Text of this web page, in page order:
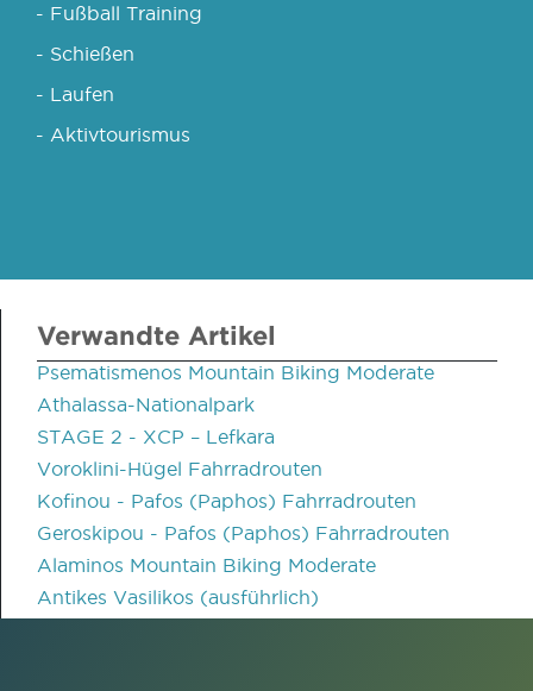
- Fußball Training
- Schießen
- Laufen
- Aktivtourismus
Verwandte Artikel
Psematismenos Mountain Biking Moderate
Athalassa-Nationalpark
STAGE 2 - XCP – Lefkara
Voroklini-Hügel Fahrradrouten
Kofinou - Pafos (Paphos) Fahrradrouten
Geroskipou - Pafos (Paphos) Fahrradrouten
Alaminos Mountain Biking Moderate
Antikes Vasilikos (ausführlich)